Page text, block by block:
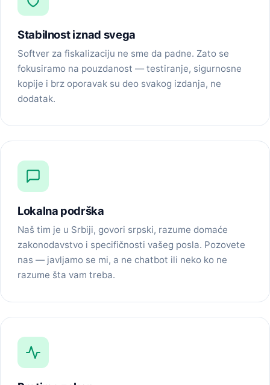
Stabilnost iznad svega
Softver za fiskalizaciju ne sme da padne. Zato se
fokusiramo na pouzdanost — testiranje, sigurnosne
kopije i brz oporavak su deo svakog izdanja, ne
dodatak.
Lokalna podrška
Naš tim je u Srbiji, govori srpski, razume domaće
zakonodavstvo i specifičnosti vašeg posla. Pozovete
nas — javljamo se mi, a ne chatbot ili neko ko ne
razume šta vam treba.